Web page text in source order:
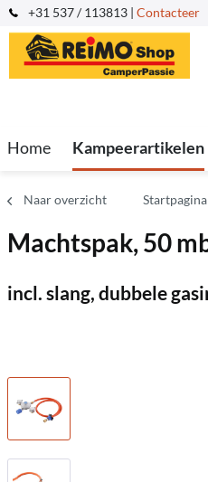
+31 537 / 113813 | Contacteer
Home Kampeerartikelen
Naar overzicht Startpagina
Machtspak, 50
incl. slang, dubbele